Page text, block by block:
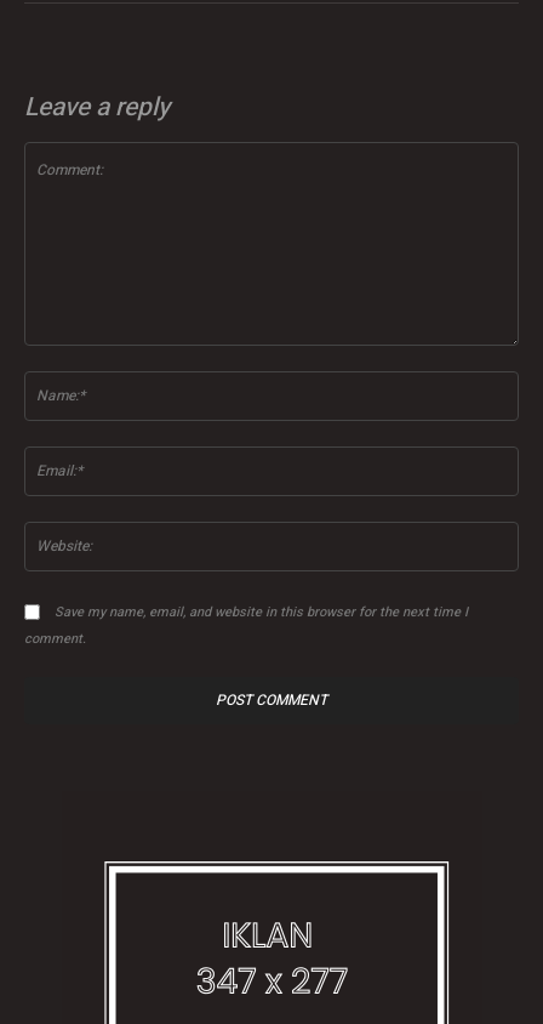
Leave a reply
Save my name, email, and website in this browser for the next time I
comment.